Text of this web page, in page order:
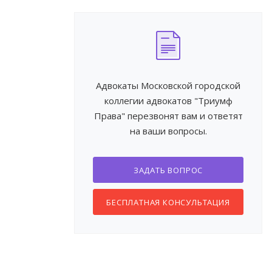
Адвокаты Московской городской
коллегии адвокатов "Триумф
Права" перезвонят вам и ответят
на ваши вопросы.
ЗАДАТЬ ВОПРОС
БЕСПЛАТНАЯ КОНСУЛЬТАЦИЯ